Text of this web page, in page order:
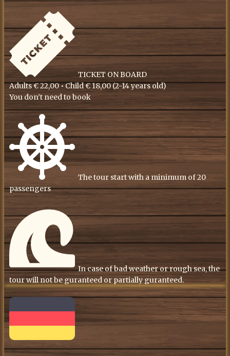
TICKET ON BOARD
Adults € 22,00 • Child € 18,00 (2-14 years old)
You don’t need to book
​The tour start with a minimum of 20
passengers
​In case of bad weather or rough sea, the
tour will not be guranteed or partially guranteed.